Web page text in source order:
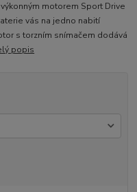
motorem Sport Drive
vás na jedno nabití
s torzním snímačem dodává
popis